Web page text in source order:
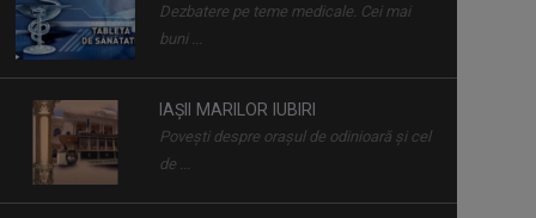
Dezbatere pe teme medicale. Cei mai
buni ...
IAȘII MARILOR IUBIRI
Poveşti despre oraşul de odinioară şi cel
de ...